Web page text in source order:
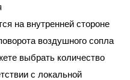
на внутренней стороне
воздушного сопла
выбрать количество
с локальной